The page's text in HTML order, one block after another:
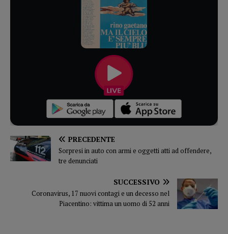
PRECEDENTE
Sorpresi in auto con armi e oggetti atti ad offendere,
tre denunciati
SUCCESSIVO
Coronavirus, 17 nuovi contagi e un decesso nel
Piacentino: vittima un uomo di 52 anni